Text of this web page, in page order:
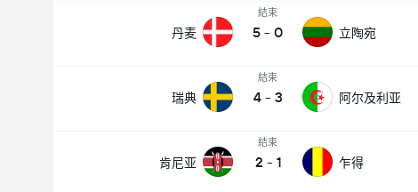
丹麦
結束
5 - 0 立陶宛
瑞典
結束
4 - 3 阿尔及利亚
肯尼亚
結束
2 - 1 乍得